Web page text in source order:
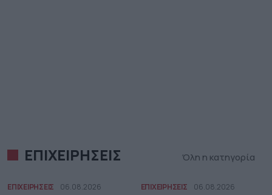
ΕΠΙΧΕΙΡΗΣΕΙΣ Όλη η κατηγορία
ΕΠΙΧΕΙΡΗΣΕΙΣ 06.08.2026 ΕΠΙΧΕΙΡΗΣΕΙΣ 06.08.2026